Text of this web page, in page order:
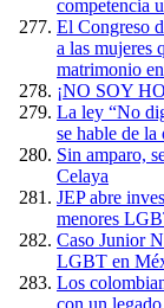
competencia
El Congreso
a las mujeres
matrimonio
¡NO SOY
La ley “No
se hable de la
Sin amparo,
Celaya
JEP abre
menores
Caso Junior
LGBT en
Los
con un